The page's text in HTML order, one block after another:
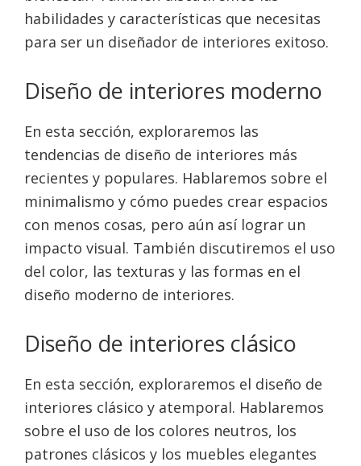
habilidades y características que necesitas
para ser un diseñador de interiores exitoso.
Diseño de interiores moderno
En esta sección, exploraremos las
tendencias de diseño de interiores más
recientes y populares. Hablaremos sobre el
minimalismo y cómo puedes crear espacios
con menos cosas, pero aún así lograr un
impacto visual. También discutiremos el uso
del color, las texturas y las formas en el
diseño moderno de interiores.
Diseño de interiores clásico
En esta sección, exploraremos el diseño de
interiores clásico y atemporal. Hablaremos
sobre el uso de los colores neutros, los
patrones clásicos y los muebles elegantes